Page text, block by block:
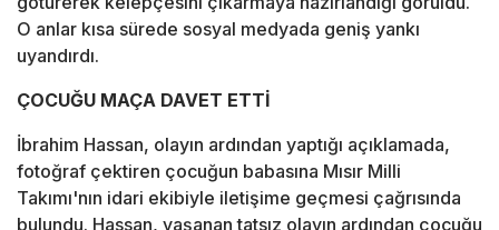
O anlar kısa sürede sosyal medyada geniş yankı
uyandırdı.
ÇOCUĞU MAÇA DAVET ETTİ
İbrahim Hassan, olayın ardından yaptığı açıklamada,
fotoğraf çektiren çocuğun babasına Mısır Milli
Takımı'nın idari ekibiyle iletişime geçmesi çağrısında
bulundu. Hassan, yaşanan tatsız olayın ardından çocuğu